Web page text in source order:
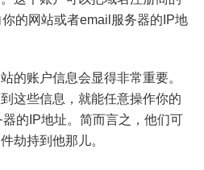
的网站或者email服务器的IP地
的账户信息会显得非常重要。
这些信息，就能任意操作你的
的IP地址。简而言之，他们可
劫持到他那儿。